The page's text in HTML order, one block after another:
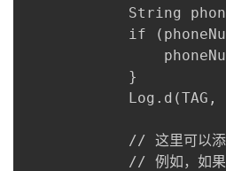
String
if
            }
Log.d(TAG,
// 这里可以添
// 例如，如